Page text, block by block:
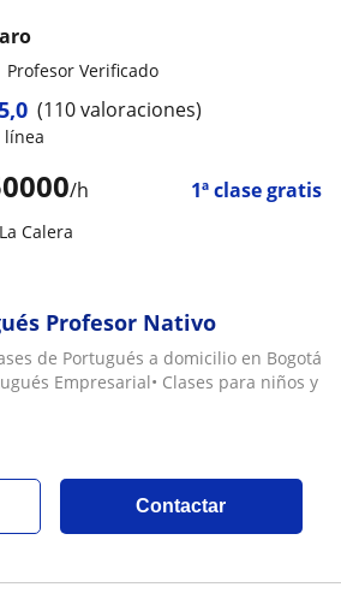
/h 1ª clase gratis
Profesor Verificado
(110 valoraciones)
línea
Calera
Profesor Nativo
de Portugués a domicilio en Bogotá
Empresarial• Clases para niños y
Contactar